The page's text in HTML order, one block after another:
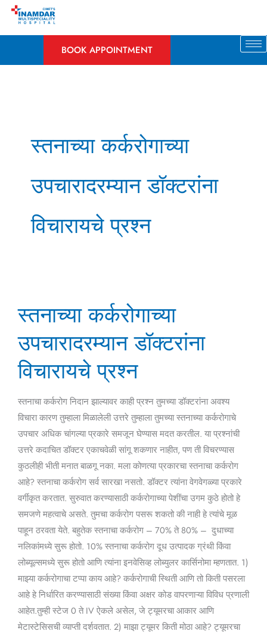
Skip
BOOK APPOINTMENT
स्तनाच्या कर्करोगाच्या
उपचारादरम्यान डॉक्टरांना
विचारायचे प्रश्न
स्तनाच्या कर्करोगाच्या
उपचारादरम्यान डॉक्टरांना
विचारायचे प्रश्न
स्तनाचा कर्करोग निदान झाल्यावर काही प्रश्न तुमच्या डॉक्टरांना अवश्य
विचारा कारण तुम्हाला मिळालेली उत्तरे तुम्हाला तुमच्या स्तनाच्या कर्करोगाचे
उपचार अधिक चांगल्या प्रकारे समजून घेण्यास मदत करतील. या प्रश्नांची
उत्तरे कदाचित डॉक्टर एकाचवेळी सांगू शकणार नाहीत, पण ती विचरण्यास
कुठलीही भीती मनात बाळगू नका. मला कोणत्या प्रकारचा स्तनाचा कर्करोग
आहे? स्तनाचा कर्करोग सर्व सारखा नसतो. डॉक्टर त्यांना वेगवेगळ्या प्रकारे
वर्गीकृत करतात. सुरुवात करण्यासाठी कर्करोगाच्या पेशींचा उगम कुठे होतो हे
समजणे महत्वाचे असते. तुमचा कर्करोग पसरू शकतो की नाही हे त्यांचे मूळ
पाहून ठरवता येते. बहुतेक स्तनाचा कर्करोग – 70% ते 80% – दुधाच्या
नलिकांमध्ये सुरू होतो. 10% स्तनाचा कर्करोग दूध उत्पादक ग्रंथी किंवा
लोब्यूल्समध्ये सुरू होतो आणि त्यांना इनवेसिव्ह लोब्युलर कार्सिनोमा म्हणतात. 1)
माझ्या कर्करोगाचा टप्पा काय आहे? कर्करोगाची स्थिती आणि तो किती पसरला
आहे हे निर्धारित करण्यासाठी संख्या किंवा अक्षर कोड वापरणाऱ्या विविध प्रणाली
आहेत.तुम्ही स्टेज 0 ते IV ऐकले असेल, जे ट्यूमरचा आकार आणि
मेटास्टेसिसची व्याप्ती दर्शवतात. 2) माझा ट्यूमर किती मोठा आहे? ट्यूमरचा
कर्करोगाच्या
डॉक्टरांना
विचारायचे
प्रश्न